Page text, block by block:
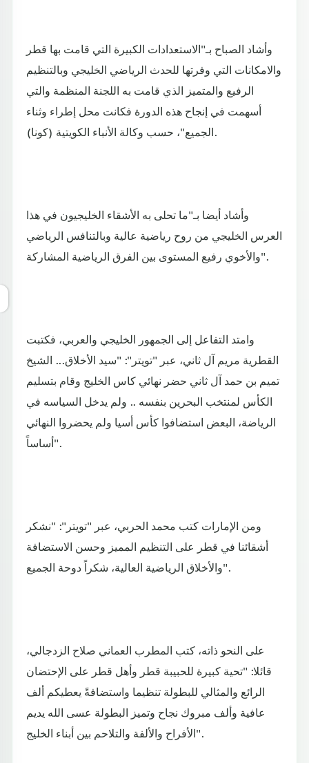
وأشاد الصباح بـ"الاستعدادات الكبيرة التي قامت بها قطر
والامكانات التي وفرتها للحدث الرياضي الخليجي وبالتنظيم
الرفيع والمتميز الذي قامت به اللجنة المنظمة والتي
أسهمت في إنجاح هذه الدورة فكانت محل إطراء وثناء
الجميع"، حسب وكالة الأنباء الكويتية (كونا).
وأشاد أيضا بـ"ما تحلى به الأشقاء الخليجيون في هذا
العرس الخليجي من روح رياضية عالية وبالتنافس الرياضي
والأخوي رفيع المستوى بين الفرق الرياضية المشاركة".
وامتد التفاعل إلى الجمهور الخليجي والعربي، فكتبت
القطرية مريم آل ثاني، عبر "تويتر": "سيد الأخلاق... الشيخ
تميم بن حمد آل ثاني حضر نهائي كاس الخليج وقام بتسليم
الكأس لمنتخب البحرين بنفسه .. ولم يدخل السياسه في
الرياضة، البعض استضافوا كأس أسيا ولم يحضروا النهائي
أساساً".
ومن الإمارات كتب محمد الحربي، عبر "تويتر": "نشكر
أشقائنا في قطر على التنظيم المميز وحسن الاستضافة
والأخلاق الرياضية العالية، شكراً دوحة الجميع".
على النحو ذاته، كتب المطرب العماني صلاح الزدجالي،
قائلا: "تحية كبيرة للحبيبة قطر وأهل قطر على الإحتضان
الرائع والمثالي للبطولة تنظيما واستضافةً يعطيكم ألف
عافية وألف مبروك نجاح وتميز البطولة عسى الله يديم
الأفراح والألفة والتلاحم بين أبناء الخليج".